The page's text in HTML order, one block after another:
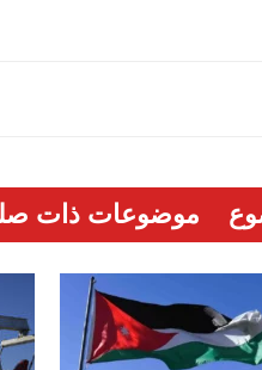
موضوعات ذات